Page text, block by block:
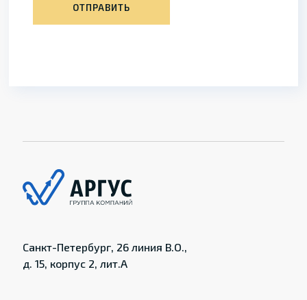
ОТПРАВИТЬ
Санкт-Петербург, 26 линия В.О.,
д. 15, корпус 2, лит.А